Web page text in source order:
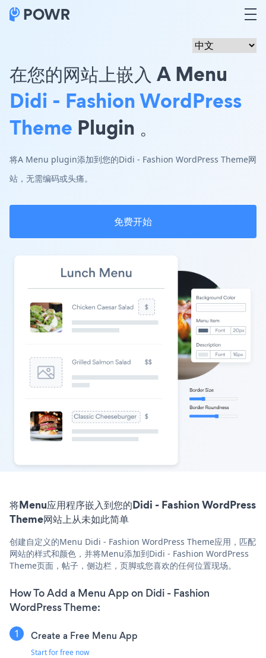
在您的网站上嵌入 A Menu
Didi - Fashion WordPress
Theme Plugin 。
将A Menu plugin添加到您的Didi - Fashion WordPress Theme网
站，无需编码或头痛。
免费开始
将Menu应用程序嵌入到您的Didi - Fashion WordPress
Theme网站上从未如此简单
创建自定义的Menu Didi - Fashion WordPress Theme应用，匹配
网站的样式和颜色，并将Menu添加到Didi - Fashion WordPress
Theme页面，帖子，侧边栏，页脚或您喜欢的任何位置现场。
How To Add a Menu App on Didi - Fashion
WordPress Theme:
Create a Free Menu App
Start for free now